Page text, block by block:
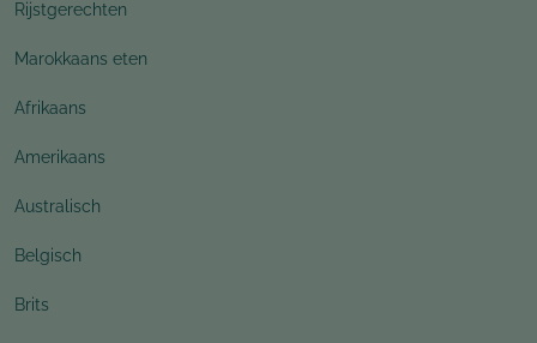
Rijstgerechten
Marokkaans eten
Afrikaans
Amerikaans
Australisch
Belgisch
Brits